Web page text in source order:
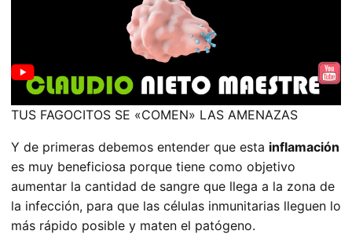
TUS FAGOCITOS SE «COMEN» LAS AMENAZAS
Y de primeras debemos entender que esta inflamación
es muy beneficiosa porque tiene como objetivo
aumentar la cantidad de sangre que llega a la zona de
la infección, para que las células inmunitarias lleguen lo
más rápido posible y maten el patógeno.